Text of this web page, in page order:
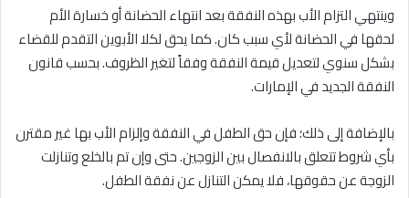
وينتهي التزام الأب بهذه النفقة بعد انتهاء الحضانة أو خسارة الأم
لحقها في الحضانة لأي سبب كان. كما يحق لكلا الأبوين التقدم للقضاء
بشكل سنوي لتعديل قيمة النفقة وفقاً لتغير الظروف. بحسب قانون
النفقة الجديد في الإمارات.
بالإضافة إلى ذلك؛ فإن حق الطفل في النفقة وإلزام الأب بها غير مقترن
بأي شروط تتعلق بالانفصال بين الزوجين. حتى وإن تم بالخلع وتنازلت
الزوجة عن حقوقها، فلا يمكن التنازل عن نفقة الطفل.